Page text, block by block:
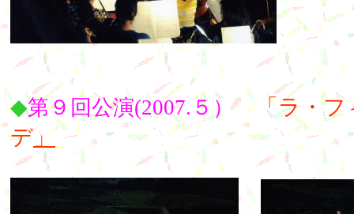
◆第９回公演(2007.５） 「ラ・フ
デ」